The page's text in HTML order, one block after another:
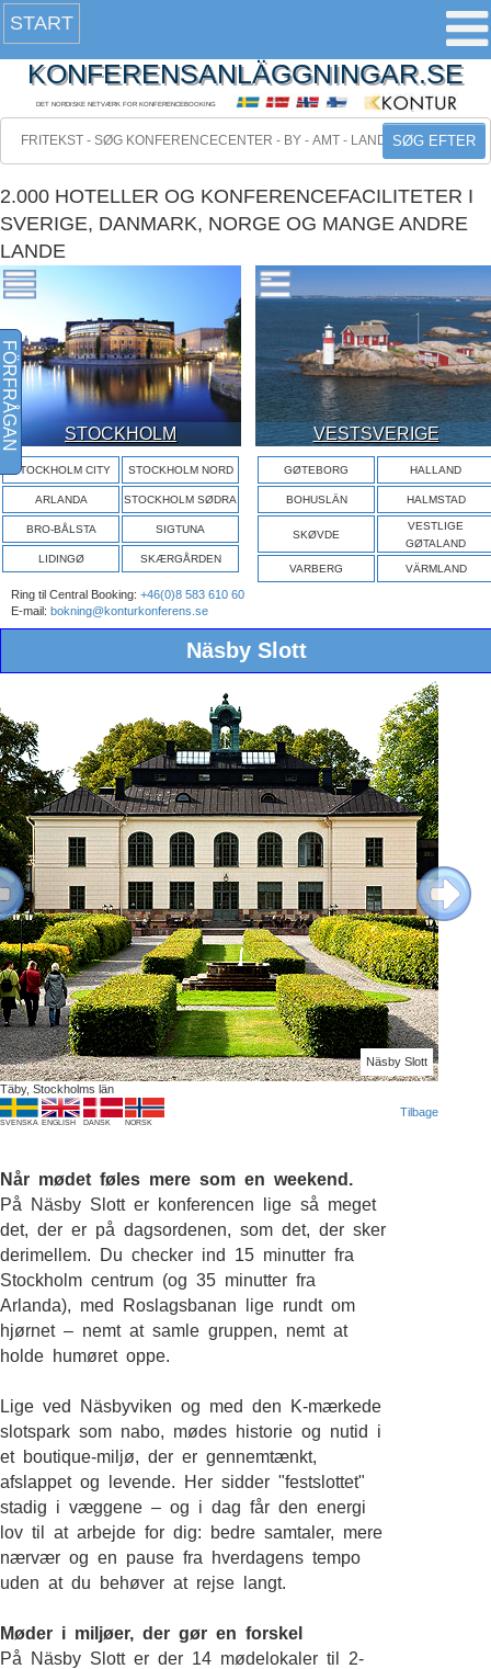
START
KONFERENSANLÄGGNINGAR.SE
DET NORDISKE NETVÆRK FOR KONFERENCEBOOKING
SØG EFTER
2.000 HOTELLER OG KONFERENCEFACILITETER I
SVERIGE, DANMARK, NORGE OG MANGE ANDRE
LANDE
STOCKHOLM
STOCKHOLM CITY STOCKHOLM NORD
ARLANDA STOCKHOLM SØDRA
BRO-BÅLSTA SIGTUNA
LIDINGØ SKÆRGÅRDEN
VESTSVERIGE
GØTEBORG HALLAND
BOHUSLÄN HALMSTAD
SKØVDE
VESTLIGE
GØTALAND
VARBERG VÄRMLAND
Ring til Central Booking: +46(0)8 583 610 60
E-mail: bokning@konturkonferens.se
Näsby Slott
Näsby Slott
Next
Täby, Stockholms län
SVENSKA ENGLISH DANSK NORSK
Tilbage
Når mødet føles mere som en weekend.
På Näsby Slott er konferencen lige så meget
det, der er på dagsordenen, som det, der sker
derimellem. Du checker ind 15 minutter fra
Stockholm centrum (og 35 minutter fra
Arlanda), med Roslagsbanan lige rundt om
hjørnet – nemt at samle gruppen, nemt at
holde humøret oppe.
Lige ved Näsbyviken og med den K-mærkede
slotspark som nabo, mødes historie og nutid i
et boutique-miljø, der er gennemtænkt,
afslappet og levende. Her sidder "festslottet"
stadig i væggene – og i dag får den energi
lov til at arbejde for dig: bedre samtaler, mere
nærvær og en pause fra hverdagens tempo
uden at du behøver at rejse langt.
Møder i miljøer, der gør en forskel
På Näsby Slott er der 14 mødelokaler til 2-
FÖRFRÅGAN